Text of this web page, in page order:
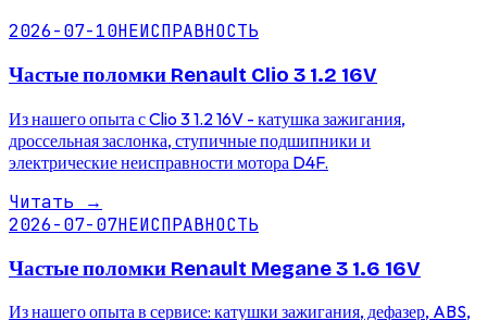
2026-07-10НЕИСПРАВНОСТЬ
Частые поломки Renault Clio 3 1.2 16V
Из нашего опыта с Clio 3 1.2 16V - катушка зажигания,
дроссельная заслонка, ступичные подшипники и
электрические неисправности мотора D4F.
Читать →
2026-07-07НЕИСПРАВНОСТЬ
Частые поломки Renault Megane 3 1.6 16V
Из нашего опыта в сервисе: катушки зажигания, дефазер, ABS,